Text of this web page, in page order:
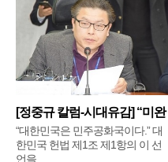
[정중규 칼럼-시대유감] “미완
“대한민국은 민주공화국이다.” 대
한민국 헌법 제1조 제1항의 이 선
언을